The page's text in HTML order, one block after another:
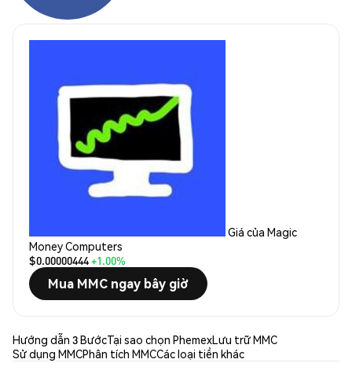
Giá của Magic
Money Computers
$0.00000444+1.00%
Mua MMC ngay bây giờ
Hướng dẫn 3 BướcTại sao chọn PhemexLưu trữ MMC
Sử dụng MMCPhân tích MMCCác loại tiền khác